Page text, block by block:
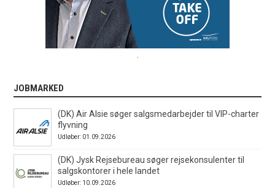
JOBMARKED
(DK) Air Alsie søger salgsmedarbejder til VIP-charter
flyvning
Udløber: 01.09.2026
(DK) Jysk Rejsebureau søger rejsekonsulenter til
salgskontorer i hele landet
Udløber: 10.09.2026